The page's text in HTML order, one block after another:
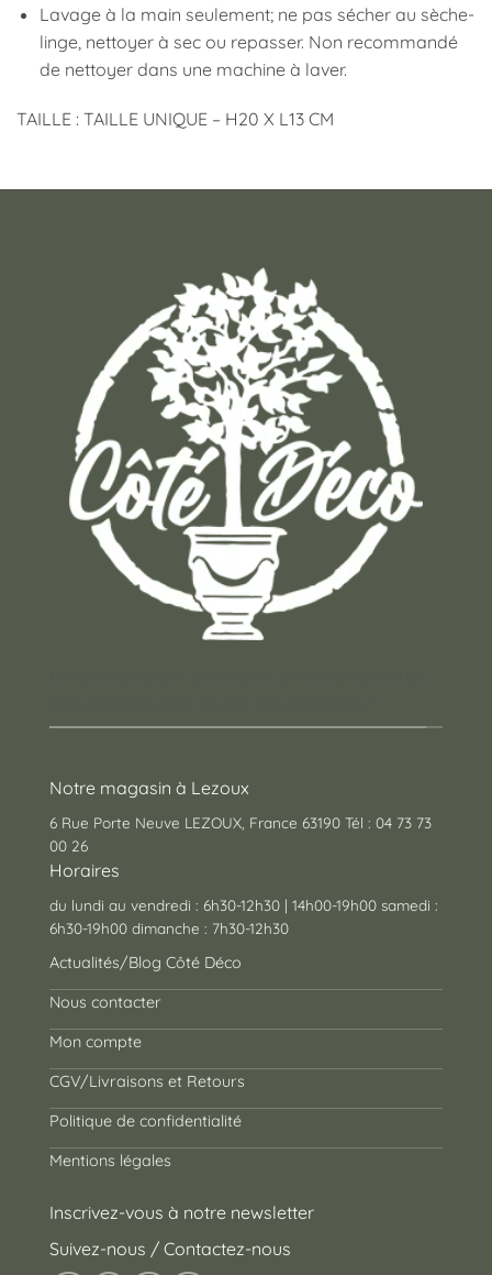
Lavage à la main seulement; ne pas sécher au sèche-
linge, nettoyer à sec ou repasser. Non recommandé
de nettoyer dans une machine à laver.
TAILLE : TAILLE UNIQUE – H20 X L13 CM
Notre magasin à Lezoux
6 Rue Porte Neuve LEZOUX, France 63190 Tél : 04 73 73
00 26
Horaires
du lundi au vendredi : 6h30-12h30 | 14h00-19h00 samedi :
6h30-19h00 dimanche : 7h30-12h30
Actualités/Blog Côté Déco
Nous contacter
Mon compte
CGV/Livraisons et Retours
Politique de confidentialité
Mentions légales
Inscrivez-vous à notre newsletter
Suivez-nous / Contactez-nous